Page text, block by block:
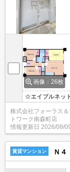
画像：26枚
☆エイブルネッ
数在籍しており
現地付近にて待
や、主要駅まで
ルネットワーク
問合せ下さい♪
株式会社フォーラス
トワーク南森町店
情報更新日 2026/08/
賃貸マンション Ｎ４